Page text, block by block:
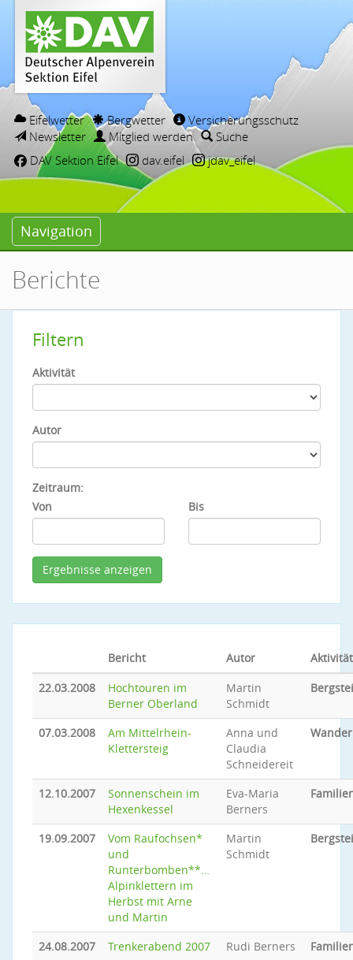
Eifelwetter Bergwetter
Versicherungsschutz
Newsletter
Mitglied werden
Suche
DAV Sektion Eifel
dav.eifel jdav_eifel
Navigation
Berichte
Filtern
Aktivität
Autor
Zeitraum:
Von
Bis
Bericht Autor
Aktivität
22.03.2008
Hochtouren im
Berner Oberland
Martin
Schmidt
07.03.2008
Am Mittelrhein-
Klettersteig
Anna und
Claudia
Schneidereit
12.10.2007
Sonnenschein im
Hexenkessel
Eva-Maria
Berners
19.09.2007
Vom Raufochsen*
und
Runterbomben**…
Alpinklettern im
Herbst mit Arne
und Martin
Martin
Schmidt
24.08.2007 Trenkerabend 2007 Rudi Berners